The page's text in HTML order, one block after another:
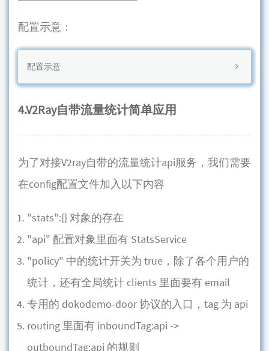
配置示意：
配置示意
4.V2Ray自带流量统计简单应用
为了对接V2ray自带的流量统计api服务，我们需要
在config配置文件加入以下内容
"stats":{} 对象的存在
"api" 配置对象里面有 StatsService
"policy" 中的统计开关为 true，除了各个用户的
统计，还有全局统计 clients 里面要有 email
专用的 dokodemo-door 协议的入口，tag 为 api
routing 里面有 inboundTag:api ->
outboundTag:api 的规则